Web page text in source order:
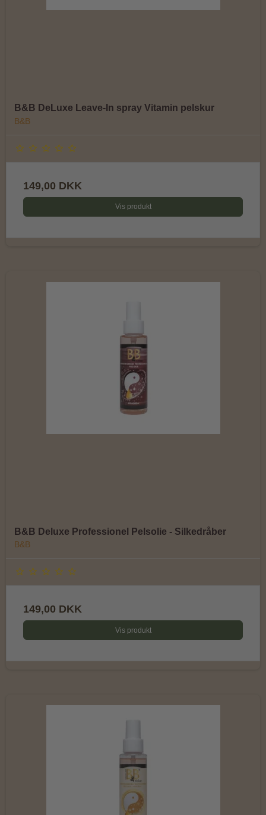
B&B DeLuxe Leave-In spray Vitamin pelskur
B&B
149,00 DKK
Vis produkt
B&B Deluxe Professionel Pelsolie - Silkedråber
B&B
149,00 DKK
Vis produkt